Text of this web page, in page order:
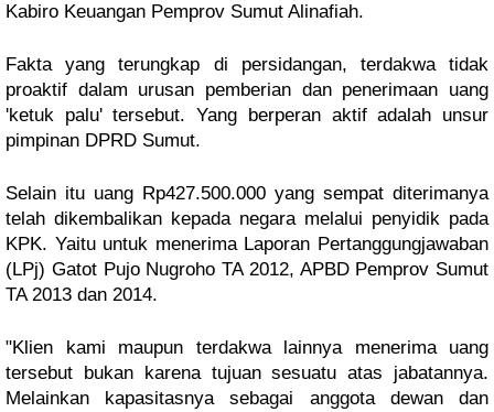
Kabiro Keuangan Pemprov Sumut Alinafiah.
Fakta yang terungkap di persidangan, terdakwa tidak
proaktif dalam urusan pemberian dan penerimaan uang
'ketuk palu' tersebut. Yang berperan aktif adalah unsur
pimpinan DPRD Sumut.
Selain itu uang Rp427.500.000 yang sempat diterimanya
telah dikembalikan kepada negara melalui penyidik pada
KPK. Yaitu untuk menerima Laporan Pertanggungjawaban
(LPj) Gatot Pujo Nugroho TA 2012, APBD Pemprov Sumut
TA 2013 dan 2014.
"Klien kami maupun terdakwa lainnya menerima uang
tersebut bukan karena tujuan sesuatu atas jabatannya.
Melainkan kapasitasnya sebagai anggota dewan dan